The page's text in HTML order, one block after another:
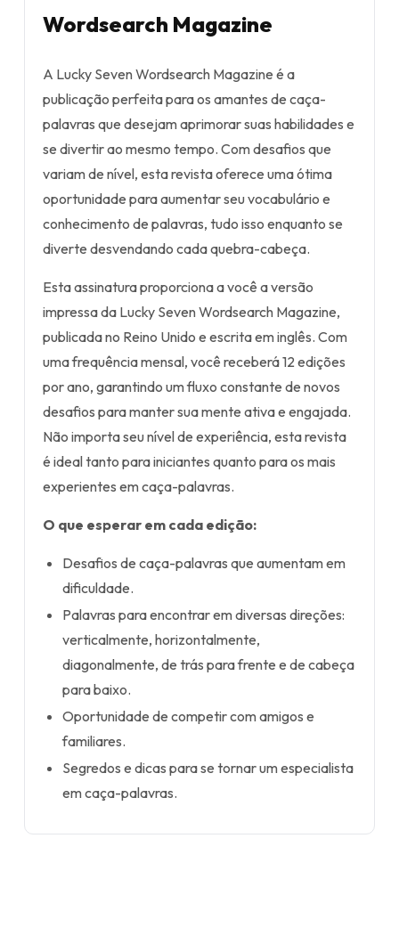
Wordsearch Magazine
A Lucky Seven Wordsearch Magazine é a
publicação perfeita para os amantes de caça-
palavras que desejam aprimorar suas habilidades e
se divertir ao mesmo tempo. Com desafios que
variam de nível, esta revista oferece uma ótima
oportunidade para aumentar seu vocabulário e
conhecimento de palavras, tudo isso enquanto se
diverte desvendando cada quebra-cabeça.
Esta assinatura proporciona a você a versão
impressa da Lucky Seven Wordsearch Magazine,
publicada no Reino Unido e escrita em inglês. Com
uma frequência mensal, você receberá 12 edições
por ano, garantindo um fluxo constante de novos
desafios para manter sua mente ativa e engajada.
Não importa seu nível de experiência, esta revista
é ideal tanto para iniciantes quanto para os mais
experientes em caça-palavras.
O que esperar em cada edição:
Desafios de caça-palavras que aumentam em
dificuldade.
Palavras para encontrar em diversas direções:
verticalmente, horizontalmente,
diagonalmente, de trás para frente e de cabeça
para baixo.
Oportunidade de competir com amigos e
familiares.
Segredos e dicas para se tornar um especialista
em caça-palavras.